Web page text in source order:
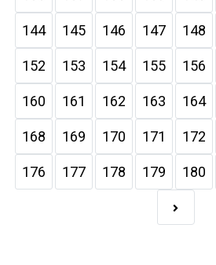
144 145 146 147 148
152 153 154 155 156
160 161 162 163 164
168 169 170 171 172
176 177 178 179 180